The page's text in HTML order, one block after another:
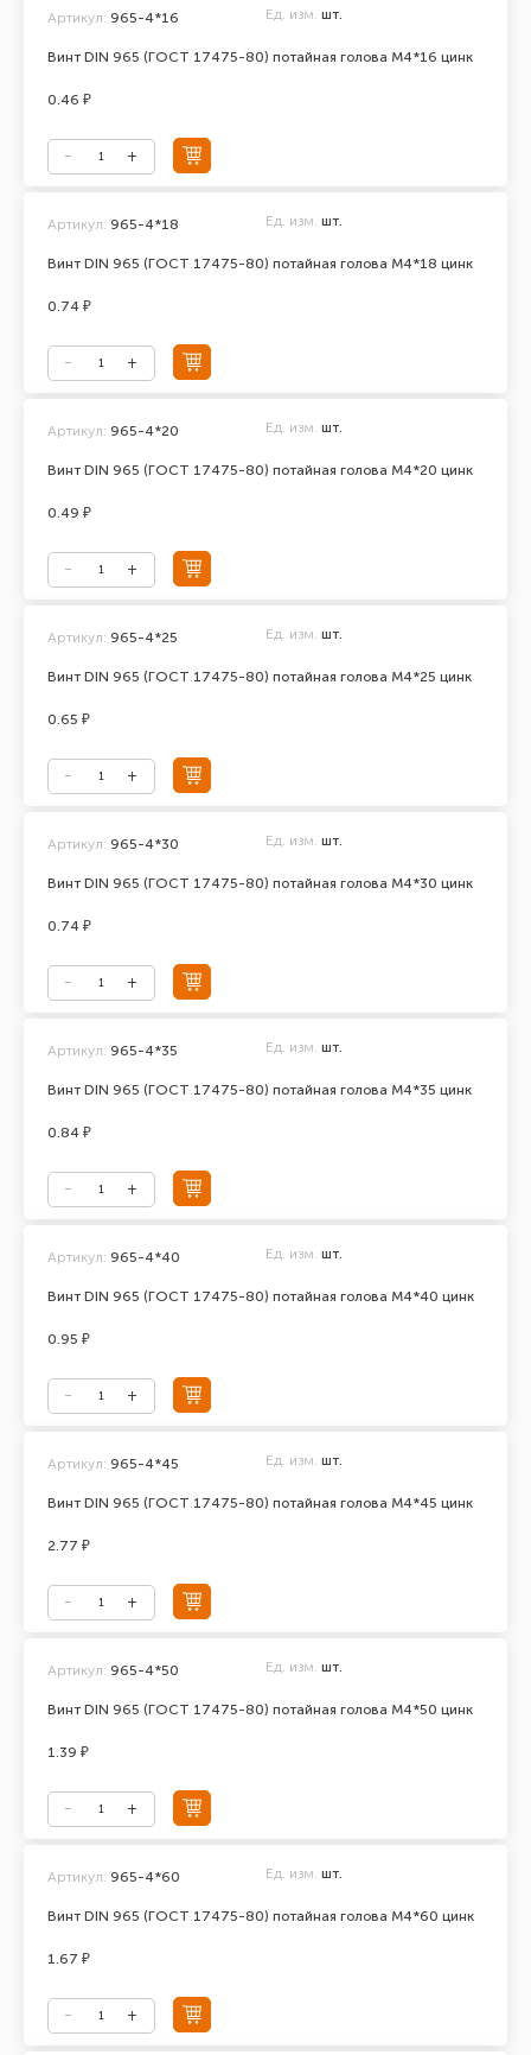
Винт DIN 965 (ГОСТ 17475-80) потайная голова М4*16 цинк
Артикул: 965-4*16 Ед. изм. шт.
0.46 ₽
Винт DIN 965 (ГОСТ 17475-80) потайная голова М4*18 цинк
Артикул: 965-4*18 Ед. изм. шт.
0.74 ₽
Винт DIN 965 (ГОСТ 17475-80) потайная голова М4*20 цинк
Артикул: 965-4*20 Ед. изм. шт.
0.49 ₽
Винт DIN 965 (ГОСТ 17475-80) потайная голова М4*25 цинк
Артикул: 965-4*25 Ед. изм. шт.
0.65 ₽
Винт DIN 965 (ГОСТ 17475-80) потайная голова М4*30 цинк
Артикул: 965-4*30 Ед. изм. шт.
0.74 ₽
Винт DIN 965 (ГОСТ 17475-80) потайная голова М4*35 цинк
Артикул: 965-4*35 Ед. изм. шт.
0.84 ₽
Винт DIN 965 (ГОСТ 17475-80) потайная голова М4*40 цинк
Артикул: 965-4*40 Ед. изм. шт.
0.95 ₽
Винт DIN 965 (ГОСТ 17475-80) потайная голова М4*45 цинк
Артикул: 965-4*45 Ед. изм. шт.
2.77 ₽
Винт DIN 965 (ГОСТ 17475-80) потайная голова М4*50 цинк
Артикул: 965-4*50 Ед. изм. шт.
1.39 ₽
Винт DIN 965 (ГОСТ 17475-80) потайная голова М4*60 цинк
Артикул: 965-4*60 Ед. изм. шт.
1.67 ₽